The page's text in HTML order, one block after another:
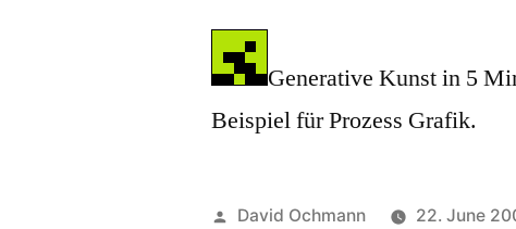
Generative Kunst in 5
Beispiel für Prozess Grafik.
Posted
David Ochmann 22. June